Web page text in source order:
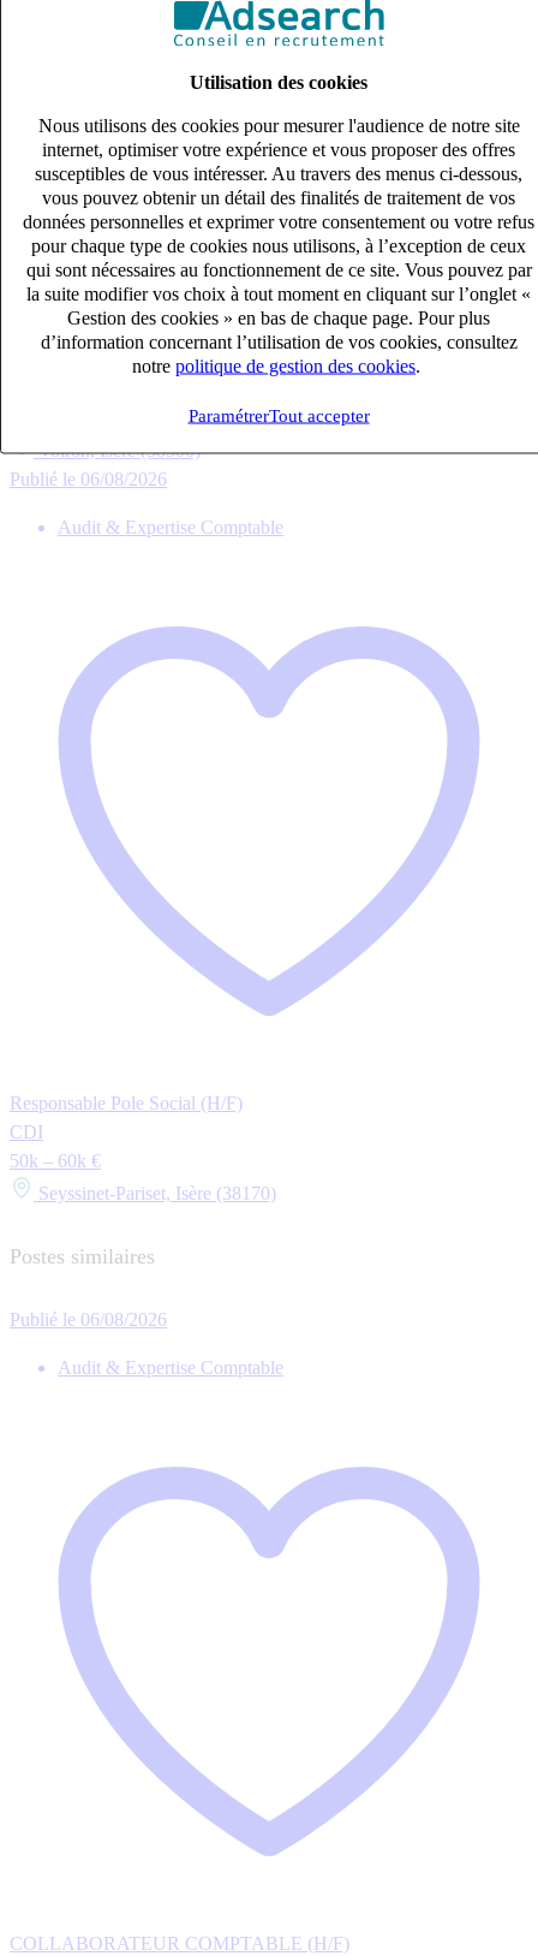
Utilisation des cookies
Nous utilisons des cookies pour mesurer l'audience de notre site
internet, optimiser votre expérience et vous proposer des offres
susceptibles de vous intéresser. Au travers des menus ci-dessous,
vous pouvez obtenir un détail des finalités de traitement de vos
données personnelles et exprimer votre consentement ou votre refus
pour chaque type de cookies nous utilisons, à l’exception de ceux
qui sont nécessaires au fonctionnement de ce site. Vous pouvez par
la suite modifier vos choix à tout moment en cliquant sur l’onglet «
Gestion des cookies » en bas de chaque page. Pour plus
d’information concernant l’utilisation de vos cookies, consultez
notre politique de gestion des cookies
ParamétrerTout accepter
COLLABORATEUR COMPTABLE (H/F)
Voiron, Isère (38500)
Publié le 06/08/2026
Audit & Expertise Comptable
Responsable Pole Social (H/F)
CDI
50k – 60k €
Seyssinet-Pariset, Isère (38170)
Postes similaires
Publié le 06/08/2026
Audit & Expertise Comptable
COLLABORATEUR COMPTABLE (H/F)